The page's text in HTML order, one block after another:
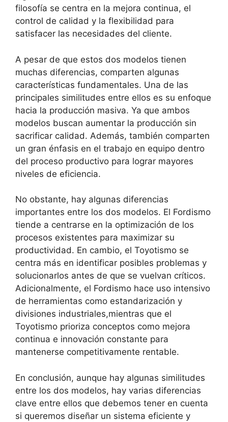
filosofía se centra en la mejora continua, el
control de calidad y la flexibilidad para
satisfacer las necesidades del cliente.
A pesar de que estos dos modelos tienen
muchas diferencias, comparten algunas
características fundamentales. Una de las
principales similitudes entre ellos es su enfoque
hacia la producción masiva. Ya que ambos
modelos buscan aumentar la producción sin
sacrificar calidad. Además, también comparten
un gran énfasis en el trabajo en equipo dentro
del proceso productivo para lograr mayores
niveles de eficiencia.
No obstante, hay algunas diferencias
importantes entre los dos modelos. El Fordismo
tiende a centrarse en la optimización de los
procesos existentes para maximizar su
productividad. En cambio, el Toyotismo se
centra más en identificar posibles problemas y
solucionarlos antes de que se vuelvan críticos.
Adicionalmente, el Fordismo hace uso intensivo
de herramientas como estandarización y
divisiones industriales,mientras que el
Toyotismo prioriza conceptos como mejora
continua e innovación constante para
mantenerse competitivamente rentable.
En conclusión, aunque hay algunas similitudes
entre los dos modelos, hay varias diferencias
clave entre ellos que debemos tener en cuenta
si queremos diseñar un sistema eficiente y